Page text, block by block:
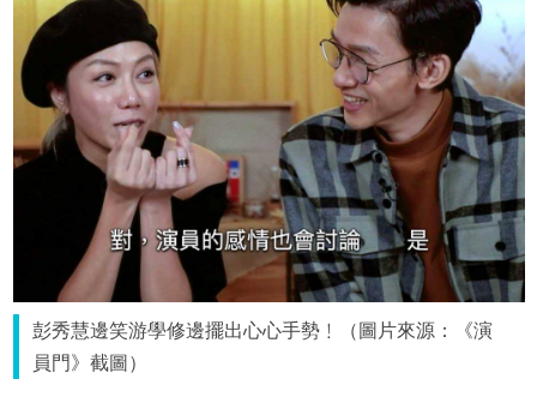
彭秀慧邊笑游學修邊擺出心心手勢﹗（圖片來源：《演
員門》截圖）